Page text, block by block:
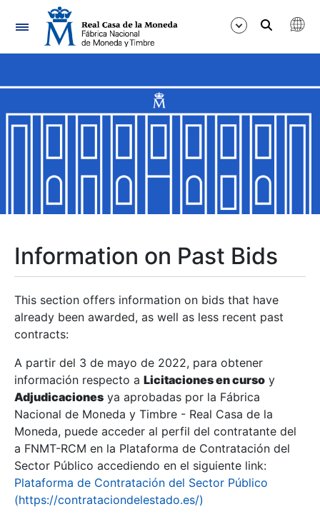
Navigation
Show/Hide
Show/Hide
Show/Hide
Show/Hide
Show/Hide
Information on Past Bids
This section offers information on bids that have
already been awarded, as well as less recent past
contracts:
A partir del 3 de mayo de 2022, para obtener
información respecto a Licitaciones en curso y
Adjudicaciones ya aprobadas por la Fábrica
Nacional de Moneda y Timbre - Real Casa de la
Moneda, puede acceder al perfil del contratante del
a FNMT-RCM en la Plataforma de Contratación del
Sector Público accediendo en el siguiente link:
Plataforma de Contratación del Sector Público
(https://contrataciondelestado.es/)